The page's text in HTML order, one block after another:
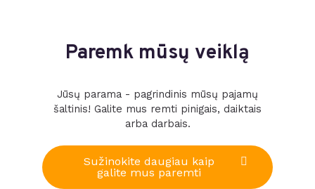
Paremk mūsų veiklą
Jūsų parama - pagrindinis mūsų pajamų
šaltinis! Galite mus remti pinigais, daiktais
arba darbais.
Sužinokite daugiau kaip
galite mus paremti